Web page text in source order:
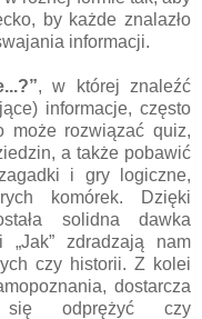
by każde znalazło
informacji.
, w której znaleźć
informacje, często
może rozwiązać quiz,
a także pobawić
i gry logiczne,
komórek. Dzięki
solidna dawka
„Jak” zdradzają nam
czy historii. Z kolei
dostarcza
się odprężyć czy